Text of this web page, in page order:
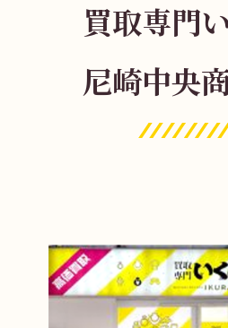
無
買取専門
尼崎中央